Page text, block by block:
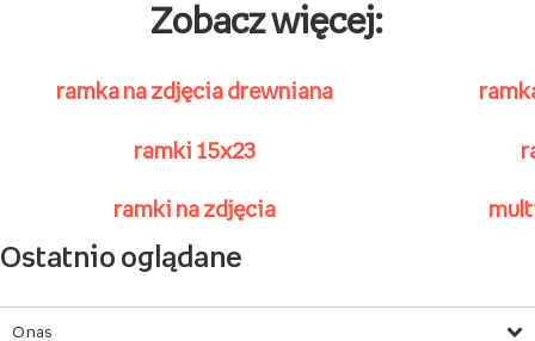
Zobacz więcej:
ramka na zdjęcia drewniana
ramki 15x23
ramki na zdjęcia
Ostatnio oglądane